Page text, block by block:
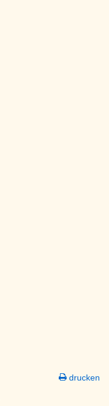
drucken